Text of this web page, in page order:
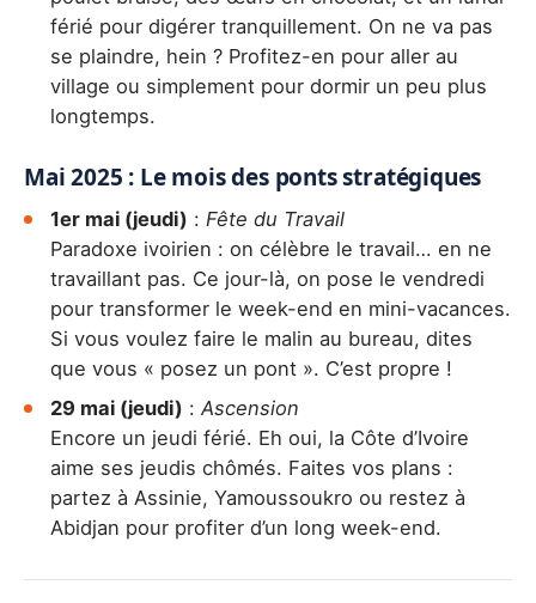
férié pour digérer tranquillement. On ne va pas
se plaindre, hein ? Profitez-en pour aller au
village ou simplement pour dormir un peu plus
longtemps.
Mai 2025 : Le mois des ponts stratégiques
1er mai (jeudi) : Fête du Travail
Paradoxe ivoirien : on célèbre le travail… en ne
travaillant pas. Ce jour-là, on pose le vendredi
pour transformer le week-end en mini-vacances.
Si vous voulez faire le malin au bureau, dites
que vous « posez un pont ». C’est propre !
29 mai (jeudi) : Ascension
Encore un jeudi férié. Eh oui, la Côte d’Ivoire
aime ses jeudis chômés. Faites vos plans :
partez à Assinie, Yamoussoukro ou restez à
Abidjan pour profiter d’un long week-end.